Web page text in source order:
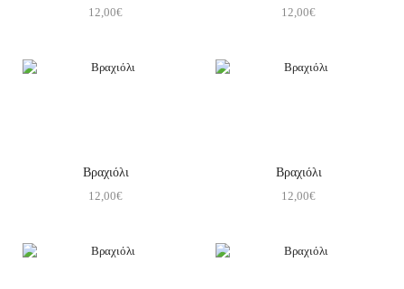
12,00€
12,00€
Βραχιόλι
12,00€
Βραχιόλι
12,00€